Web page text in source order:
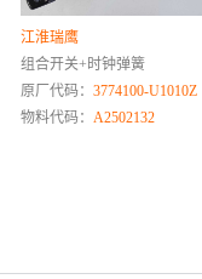
江淮瑞鹰
组合开关+时钟弹簧
原厂代码： 3774100-U1010Z
物料代码： A2502132